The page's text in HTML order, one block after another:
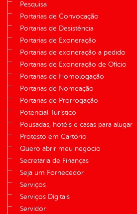
Pesquisa
Portarias de Convocação
Portarias de Desistência
Portarias de Exoneração
Portarias de exoneração a pedido
Portarias de Exoneração de Ofício
Portarias de Homologação
Portarias de Nomeação
Portarias de Prorrogação
Potencial Turístico
Pousadas, hotéis e casas para alugar
Protesto em Cartório
Quero abrir meu negócio
Secretaria de Finanças
Seja um Fornecedor
Serviços
Serviços Digitais
Servidor